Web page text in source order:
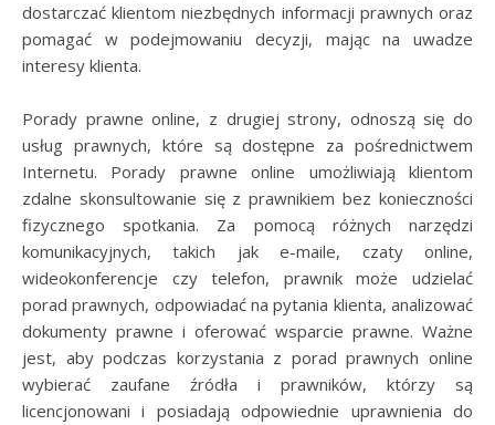
dostarczać klientom niezbędnych informacji prawnych oraz
pomagać w podejmowaniu decyzji, mając na uwadze
interesy klienta.
Porady prawne online, z drugiej strony, odnoszą się do
usług prawnych, które są dostępne za pośrednictwem
Internetu. Porady prawne online umożliwiają klientom
zdalne skonsultowanie się z prawnikiem bez konieczności
fizycznego spotkania. Za pomocą różnych narzędzi
komunikacyjnych, takich jak e-maile, czaty online,
wideokonferencje czy telefon, prawnik może udzielać
porad prawnych, odpowiadać na pytania klienta, analizować
dokumenty prawne i oferować wsparcie prawne. Ważne
jest, aby podczas korzystania z porad prawnych online
wybierać zaufane źródła i prawników, którzy są
licencjonowani i posiadają odpowiednie uprawnienia do